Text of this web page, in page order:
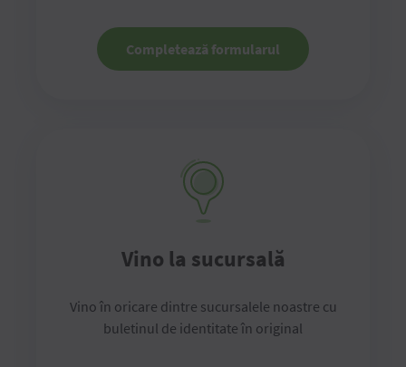
Completează formularul
Vino la sucursală
Vino în oricare dintre sucursalele noastre cu
buletinul de identitate în original